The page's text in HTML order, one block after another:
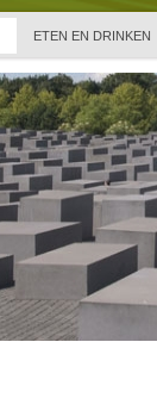
ETEN EN DRINKEN